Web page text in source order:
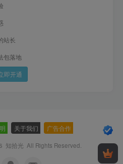
站长
包落地
即开通
关于我们 广告合作
知拾光 All Rights Reserved.